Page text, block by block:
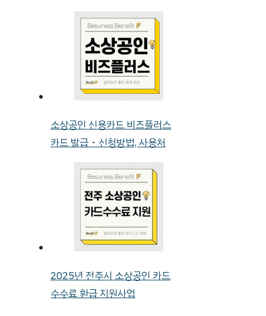
소상공인 신용카드 비즈플러스
카드 발급・신청방법, 사용처
2025년 전주시 소상공인 카드
수수료 환급 지원사업